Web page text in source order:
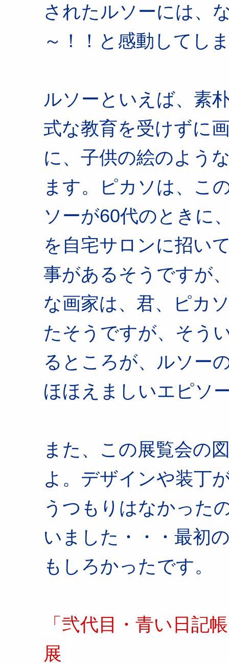
されたルソーには、
～！！と感動してし
ルソーといえば、素
式な教育を受けずに
に、子供の絵のよう
ます。ピカソは、こ
ソーが60代のときに
を自宅サロンに招い
事があるそうですが
な画家は、君、ピカ
たそうですが、そう
るところが、ルソー
ほほえましいエピソ
また、この展覧会の
よ。デザインや装丁
うつもりはなかった
いました・・・最初
もしろかったです。
「弐代目・青い日記
展